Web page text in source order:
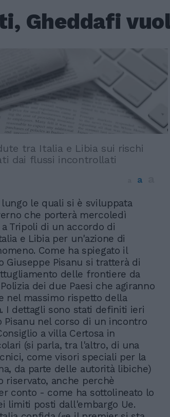
Gheddafi
tra Italia e Libia sui rischi
dai flussi incontrollati
a
le quali si è sviluppata
che porterà mercoledì
Tripoli di un accordo di
e Libia per un'azione di
Come ha spiegato il
Pisanu si tratterà di
delle frontiere da
dei due Paesi che agiranno
nel massimo rispetto della
I dettagli sono stati definiti ieri
Pisanu nel corso di un incontro
a villa Certosa in
(si parla, tra l'altro, di una
come visori speciali per la
da parte delle autorità libiche)
riservato, anche perchè
conto - come ha sottolineato lo
limiti posti dall'embargo Ue.